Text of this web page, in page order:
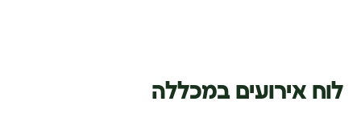
לוח אירועים במכללה